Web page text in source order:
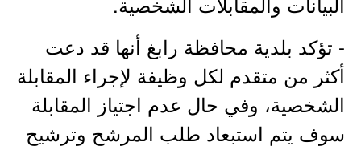
- تؤكد بلدية محافظة رابغ أنها قد دعت
أكثر من متقدم لكل وظيفة لإجراء المقابلة
الشخصية، وفي حال عدم اجتياز المقابلة
سوف يتم استبعاد طلب المرشح وترشيح